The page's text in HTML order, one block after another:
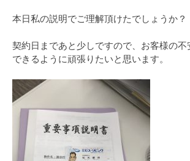
本日私の説明でご理解頂けたでしょうか？
契約日まであと少しですので、お客様の
できるように頑張りたいと思います。